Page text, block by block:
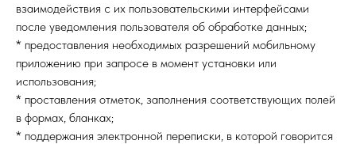
взаимодействия с их пользовательскими интерфейсами
после уведомления пользователя об обработке данных;
* предоставления необходимых разрешений мобильному
приложению при запросе в момент установки или
использования;
* проставления отметок, заполнения соответствующих полей
в формах, бланках;
* поддержания электронной переписки, в которой говорится